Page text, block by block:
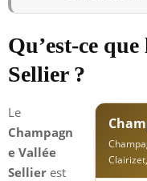
Qu’est-ce
Sellier ?
Le
Champagn
e Vallée
Sellier est